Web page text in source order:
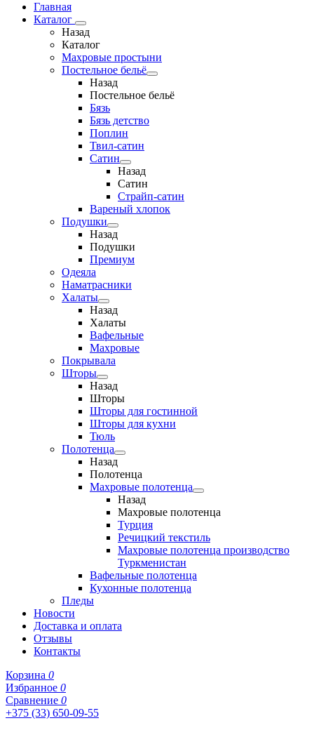
Главная
Каталог
Назад
Каталог
Махровые простыни
Постельное бельё
Назад
Постельное бельё
Бязь
Бязь детство
Поплин
Твил-сатин
Сатин
Назад
Сатин
Страйп-сатин
Вареный хлопок
Подушки
Назад
Подушки
Премиум
Одеяла
Наматрасники
Халаты
Назад
Халаты
Вафельные
Махровые
Покрывала
Шторы
Назад
Шторы
Шторы для гостинной
Шторы для кухни
Тюль
Полотенца
Назад
Полотенца
Махровые полотенца
Назад
Махровые полотенца
Турция
Речицкий текстиль
Махровые полотенца производство
Туркменистан
Вафельные полотенца
Кухонные полотенца
Пледы
Новости
Доставка и оплата
Отзывы
Контакты
Корзина 0
Избранное 0
Сравнение 0
+375 (33) 650-09-55